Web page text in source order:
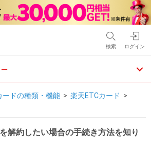
検索 ログイン
ードの種類・機能 > 楽天ETCカード >
解約したい場合の手続き方法を知り